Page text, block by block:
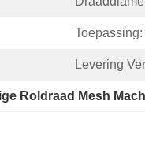
Toepassing:
Levering
Roldraad Mesh